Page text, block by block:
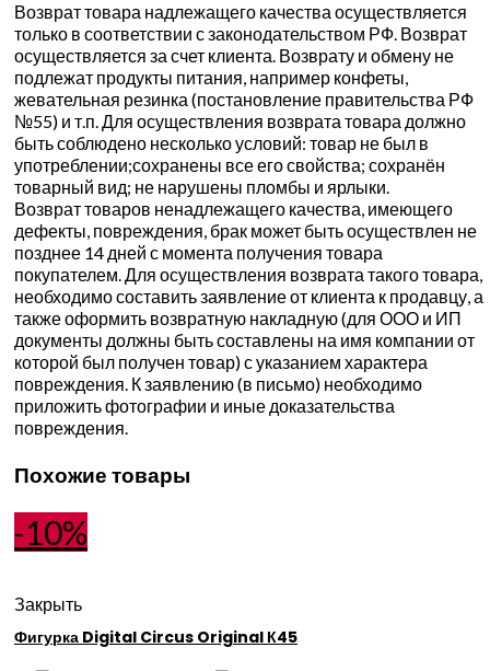
Возврат товара надлежащего качества осуществляется
только в соответствии с законодательством РФ. Возврат
осуществляется за счет клиента. Возврату и обмену не
подлежат продукты питания, например конфеты,
жевательная резинка (постановление правительства РФ
№55) и т.п. Для осуществления возврата товара должно
быть соблюдено несколько условий: товар не был в
употреблении;сохранены все его свойства; сохранён
товарный вид; не нарушены пломбы и ярлыки.
Возврат товаров ненадлежащего качества, имеющего
дефекты, повреждения, брак может быть осуществлен не
позднее 14 дней с момента получения товара
покупателем. Для осуществления возврата такого товара,
необходимо составить заявление от клиента к продавцу, а
также оформить возвратную накладную (для ООО и ИП
документы должны быть составлены на имя компании от
которой был получен товар) с указанием характера
повреждения. К заявлению (в письмо) необходимо
приложить фотографии и иные доказательства
повреждения.
Похожие товары
-10%
Закрыть
Фигурка Digital Circus Original К45